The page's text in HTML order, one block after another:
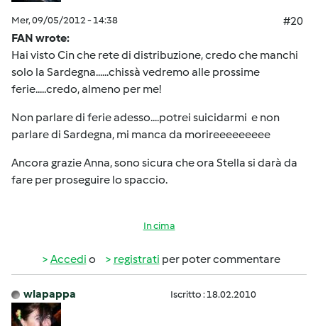
Mer, 09/05/2012 - 14:38
#20
FAN wrote:
Hai visto Cin che rete di distribuzione, credo che manchi
solo la Sardegna......chissà vedremo alle prossime
ferie.....credo, almeno per me!
Non parlare di ferie adesso....potrei suicidarmi e non
parlare di Sardegna, mi manca da morireeeeeeeee
Ancora grazie Anna, sono sicura che ora Stella si darà da
fare per proseguire lo spaccio.
In cima
Accedi o registrati per poter commentare
wlapappa Iscritto : 18.02.2010